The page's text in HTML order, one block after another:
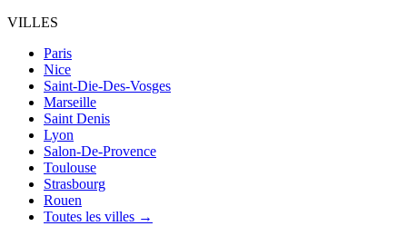
VILLES
Paris
Nice
Saint-Die-Des-Vosges
Marseille
Saint Denis
Lyon
Salon-De-Provence
Toulouse
Strasbourg
Rouen
Toutes les villes →